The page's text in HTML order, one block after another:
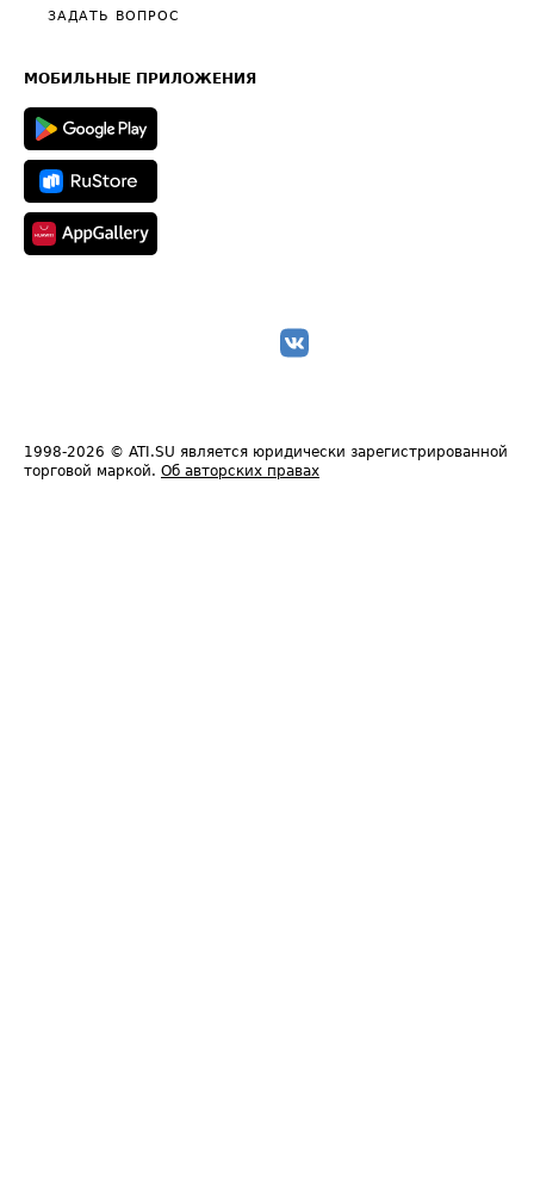
Общие положения
Полезное по перевозкам
Техническая информация
ЗАДАТЬ ВОПРОС
МОБИЛЬНЫЕ ПРИЛОЖЕНИЯ
1998-2026 © ATI.SU является юридически зарегистрированной
торговой маркой. Об авторских правах